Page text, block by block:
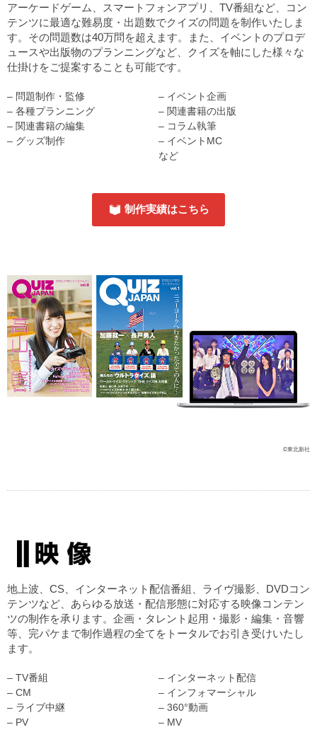
アーケードゲーム、スマートフォンアプリ、TV番組など、コン
テンツに最適な難易度・出題数でクイズの問題を制作いたしま
す。その問題数は40万問を超えます。また、イベントのプロデ
ュースや出版物のプランニングなど、クイズを軸にした様々な
仕掛けをご提案することも可能です。
– 問題制作・監修
– イベント企画
– 各種プランニング
– 関連書籍の出版
– 関連書籍の編集
– コラム執筆
– グッズ制作
– イベントMC
など
制作実績はこちら
©東北新社
地上波、CS、インターネット配信番組、ライヴ撮影、DVDコン
テンツなど、あらゆる放送・配信形態に対応する映像コンテン
ツの制作を承ります。企画・タレント起用・撮影・編集・音響
等、完パケまで制作過程の全てをトータルでお引き受けいたし
ます。
– TV番組
– インターネット配信
– CM
– インフォマーシャル
– ライブ中継
– 360°動画
– PV
– MV